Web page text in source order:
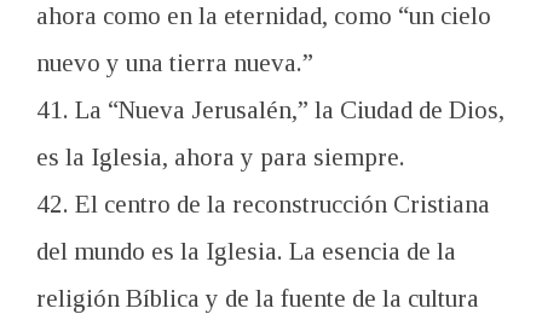
ahora como en la eternidad, como “un cielo
nuevo y una tierra nueva.”
41. La “Nueva Jerusalén,” la Ciudad de Dios,
es la Iglesia, ahora y para siempre.
42. El centro de la reconstrucción Cristiana
del mundo es la Iglesia. La esencia de la
religión Bíblica y de la fuente de la cultura